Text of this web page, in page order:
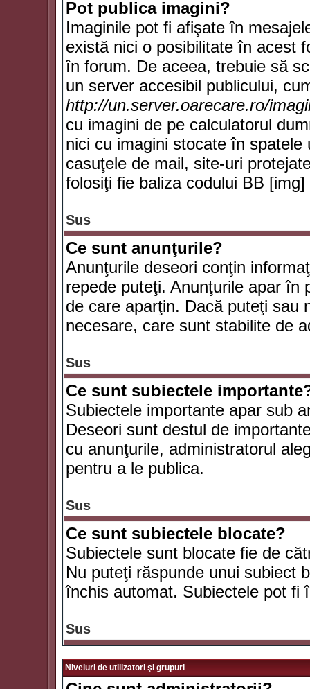
Pot publica imagini?
Imaginile pot fi afişate în
există nici o posibilitate în acest
în forum. De aceea, trebuie să
un server accesibil publicului,
http://un.server.oarecare.ro/
cu imagini de pe calculatorul
nici cu imagini stocate în
casuţele de mail, site-uri
folosiţi fie baliza codului BB
Sus
Ce sunt anunţurile?
Anunţurile deseori conţin
repede puteţi. Anunţurile apar în
de care aparţin. Dacă puteţi sau
necesare, care sunt stabilite de
Sus
Ce sunt subiectele
Subiectele importante apar sub
Deseori sunt destul de
cu anunţurile, administratorul
pentru a le publica.
Sus
Ce sunt subiectele blocate?
Subiectele sunt blocate fie de
Nu puteţi răspunde unui subiect
închis automat. Subiectele pot fi
Sus
Niveluri de utilizatori şi grupuri